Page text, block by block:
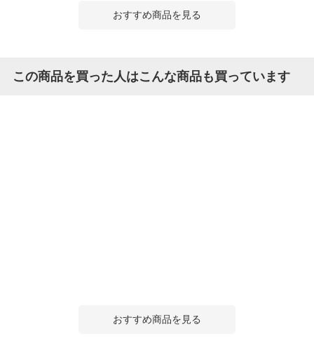
おすすめ商品を見る
この商品を買った人はこんな商品も買っています
おすすめ商品を見る